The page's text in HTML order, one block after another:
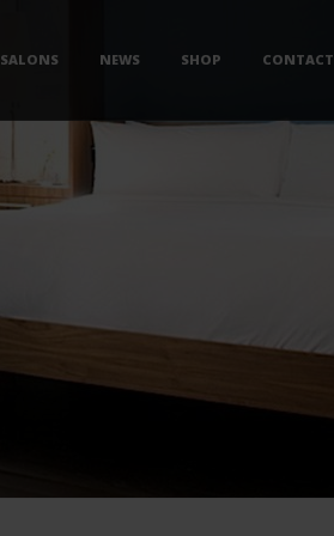
SALONS NEWS SHOP CONTACT